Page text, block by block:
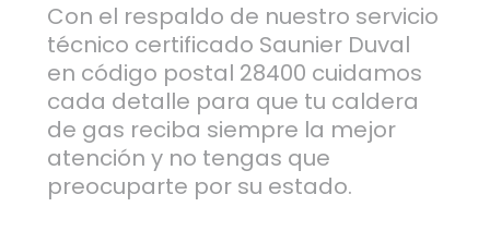
Con el respaldo de nuestro servicio
técnico certificado Saunier Duval
en código postal 28400 cuidamos
cada detalle para que tu caldera
de gas reciba siempre la mejor
atención y no tengas que
preocuparte por su estado.